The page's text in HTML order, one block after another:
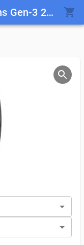
Goodyear Vector 4Seasons Gen-3 205/65 R15 99 V XL